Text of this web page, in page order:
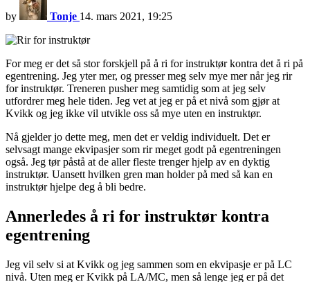
by Tonje 14. mars 2021, 19:25
For meg er det så stor forskjell på å ri for instruktør kontra det å ri på
egentrening. Jeg yter mer, og presser meg selv mye mer når jeg rir
for instruktør. Treneren pusher meg samtidig som at jeg selv
utfordrer meg hele tiden. Jeg vet at jeg er på et nivå som gjør at
Kvikk og jeg ikke vil utvikle oss så mye uten en instruktør.
Nå gjelder jo dette meg, men det er veldig individuelt. Det er
selvsagt mange ekvipasjer som rir meget godt på egentreningen
også. Jeg tør påstå at de aller fleste trenger hjelp av en dyktig
instruktør. Uansett hvilken gren man holder på med så kan en
instruktør hjelpe deg å bli bedre.
Annerledes å ri for instruktør kontra
egentrening
Jeg vil selv si at Kvikk og jeg sammen som en ekvipasje er på LC
nivå. Uten meg er Kvikk på LA/MC, men så lenge jeg er på det